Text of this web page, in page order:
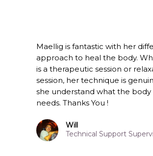
Maellig is fantastic with her
approach to heal the body.
is a therapeutic session or
session, her technique is
she understand what the body
needs. Thanks You !
Will
Technical Support